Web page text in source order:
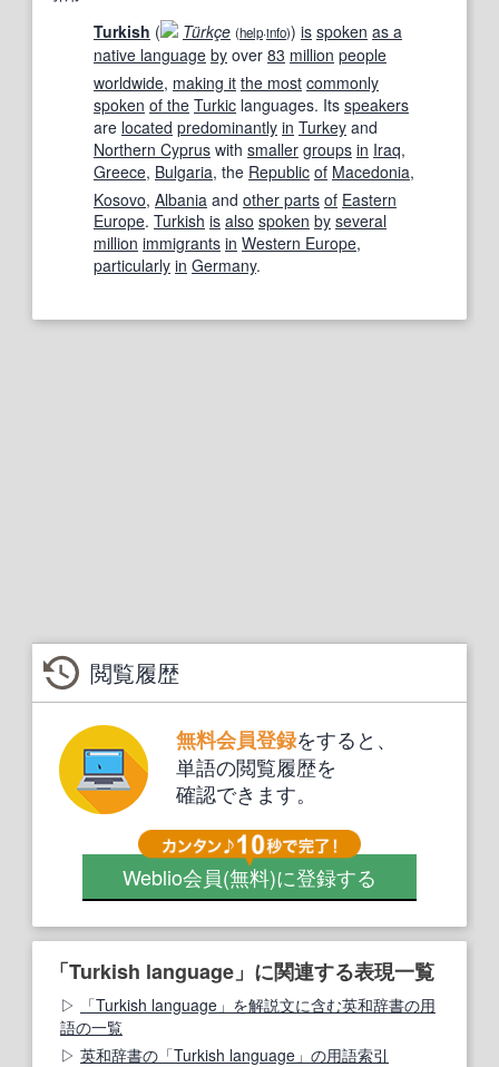
Turkish ( Türkçe (help·info)) is spoken as a
native language by over 83 million people
worldwide, making it the most commonly
spoken of the Turkic languages. Its speakers
are located predominantly in Turkey and
Northern Cyprus with smaller groups in Iraq,
Greece, Bulgaria, the Republic of Macedonia,
Kosovo, Albania and other parts of Eastern
Europe. Turkish is also spoken by several
million immigrants in Western Europe,
particularly in Germany.
閲覧履歴
無料会員登録をすると、
単語の閲覧履歴を
確認できます。
Weblio会員(無料)に登録する
「Turkish language」に関連する表現一覧
「Turkish language」を解説文に含む英和辞書の用
語の一覧
英和辞書の「Turkish language」の用語索引